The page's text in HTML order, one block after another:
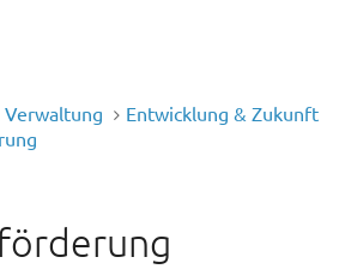
Verwaltung
Entwicklung & Zukunft